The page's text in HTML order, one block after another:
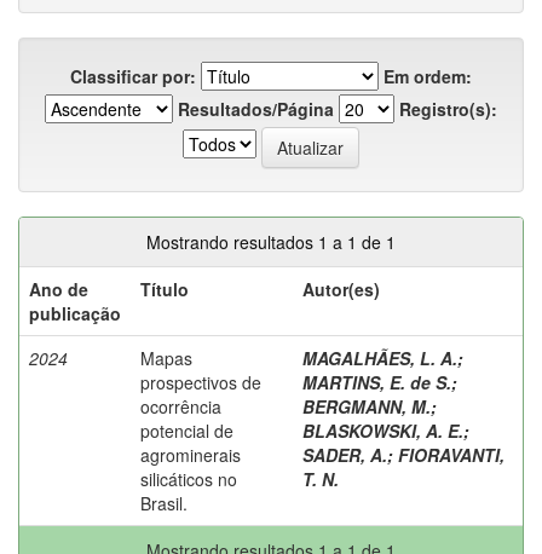
Classificar por:
Em ordem:
Resultados/Página
Registro(s):
Mostrando resultados 1 a 1 de 1
Ano de
publicação
Título Autor(es)
2024
Mapas
prospectivos de
ocorrência
potencial de
agrominerais
silicáticos no
Brasil.
MAGALHÃES, L. A.;
MARTINS, E. de S.;
BERGMANN, M.;
BLASKOWSKI, A. E.;
SADER, A.; FIORAVANTI,
T. N.